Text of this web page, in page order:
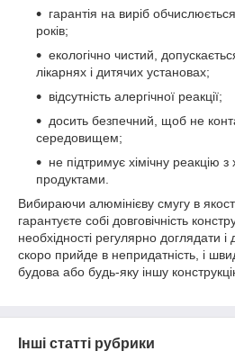
гарантія на виріб
років;
екологічно чистий,
лікарнях і дитячих установах;
відсутність алергічної реакції;
досить безпечний, щоб не
середовищем;
не підтримує хімічну реакцію
продуктами.
Вибираючи алюмінієву смугу в
гарантуєте собі довговічність
необхідності регулярно доглядати
скоро прийде в непридатність, і
будова або будь-яку іншу
Інші статті рубрики